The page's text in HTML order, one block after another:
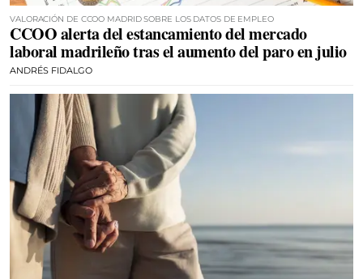
VALORACIÓN DE CCOO MADRID SOBRE LOS DATOS DE EMPLEO
CCOO alerta del estancamiento del mercado
laboral madrileño tras el aumento del paro en julio
ANDRÉS FIDALGO